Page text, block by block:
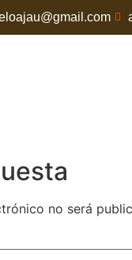
no será